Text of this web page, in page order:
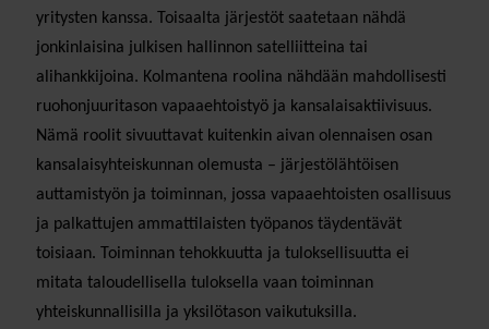
yritysten kanssa. Toisaalta järjestöt saatetaan nähdä
jonkinlaisina julkisen hallinnon satelliitteina tai
alihankkijoina. Kolmantena roolina nähdään mahdollisesti
ruohonjuuritason vapaaehtoistyö ja kansalaisaktiivisuus.
Nämä roolit sivuuttavat kuitenkin aivan olennaisen osan
kansalaisyhteiskunnan olemusta – järjestölähtöisen
auttamistyön ja toiminnan, jossa vapaaehtoisten osallisuus
ja palkattujen ammattilaisten työpanos täydentävät
toisiaan. Toiminnan tehokkuutta ja tuloksellisuutta ei
mitata taloudellisella tuloksella vaan toiminnan
yhteiskunnallisilla ja yksilötason vaikutuksilla.